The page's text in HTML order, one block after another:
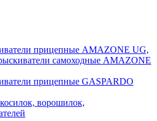
прицепные AMAZONE UG,
самоходные AMAZONE
прицепные GASPARDO
ворошилок,